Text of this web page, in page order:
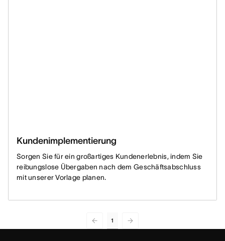
Kundenimplementierung
Sorgen Sie für ein großartiges Kundenerlebnis, indem Sie
reibungslose Übergaben nach dem Geschäftsabschluss
mit unserer Vorlage planen.
1